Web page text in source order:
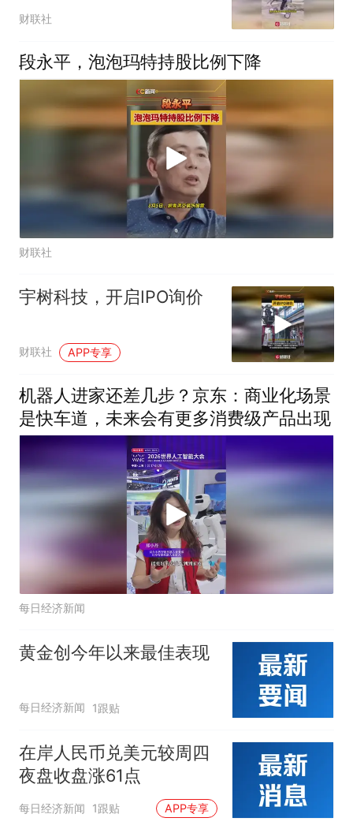
财联社
段永平，泡泡玛特持股比例下降
财联社
宇树科技，开启IPO询价
财联社 APP专享
机器人进家还差几步？京东：商业化场景
是快车道，未来会有更多消费级产品出现
每日经济新闻
黄金创今年以来最佳表现
每日经济新闻 1跟贴
在岸人民币兑美元较周四
夜盘收盘涨61点
每日经济新闻 1跟贴 APP专享